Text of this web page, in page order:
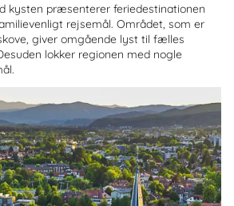
kysten præsenterer feriedestinationen
rejsemål. Området, som er
giver omgående lyst til fælles
lokker regionen med nogle